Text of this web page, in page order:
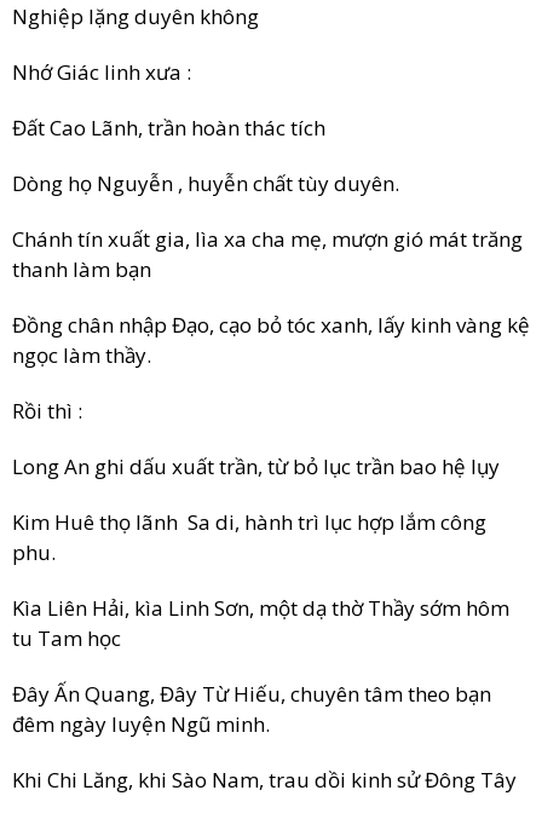
Nghiệp lặng duyên không
Nhớ Giác linh xưa :
Đất Cao Lãnh, trần hoàn thác tích
Dòng họ Nguyễn , huyễn chất tùy duyên.
Chánh tín xuất gia, lìa xa cha mẹ, mượn gió mát trăng
thanh làm bạn
Đồng chân nhập Đạo, cạo bỏ tóc xanh, lấy kinh vàng kệ
ngọc làm thầy.
Rồi thì :
Long An ghi dấu xuất trần, từ bỏ lục trần bao hệ lụy
Kim Huê thọ lãnh Sa di, hành trì lục hợp lắm công
phu.
Kìa Liên Hải, kìa Linh Sơn, một dạ thờ Thầy sớm hôm
tu Tam học
Đây Ấn Quang, Đây Từ Hiếu, chuyên tâm theo bạn
đêm ngày luyện Ngũ minh.
Khi Chi Lăng, khi Sào Nam, trau dồi kinh sử Đông Tây